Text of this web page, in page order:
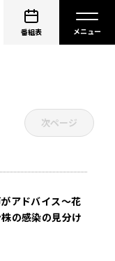
番組表
次ページ
アドバイス〜花
の感染の見分け